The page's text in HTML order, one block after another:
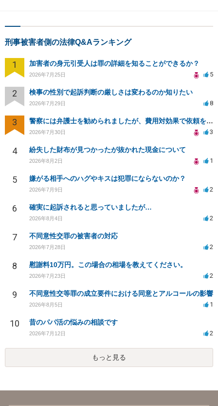
刑事被害者側の法律Q&Aランキング
1 加害者の身元引受人は罪の詳細を知ることができるか？
2026年7月25日 5
2 検事の性別で起訴判断の厳しさは変わるのか知りたい
2026年7月29日 8
3 警察には弁護士を勧められましたが、費用対効果で依頼をすることを躊躇しています。
2026年7月30日 3
4 紛失した財布が見つかったが抜かれた現金について
2026年8月2日 1
5 嫌がる相手へのハグやキスは犯罪にならないのか？
2026年7月9日 2
6 確実に起訴されると思っていましたが…
2026年8月4日 2
7 不同意性交罪の被害者の対応
2026年7月28日 2
8 慰謝料10万円。この場合の相場を教えてください。
2026年7月23日 2
9 不同意性交等罪の成立要件における同意とアルコールの影響
2026年8月5日 1
10 昔のパパ活の悩みの相談です
2026年7月12日 2
もっと見る